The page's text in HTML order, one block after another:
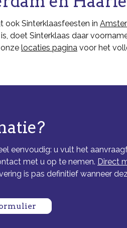
ook Sinterklaasfeesten in
doet Sinterklaas daar
locaties pagina voor het
eenvoudig: u vult het
met u op te nemen. Direct
is pas definitief wanneer